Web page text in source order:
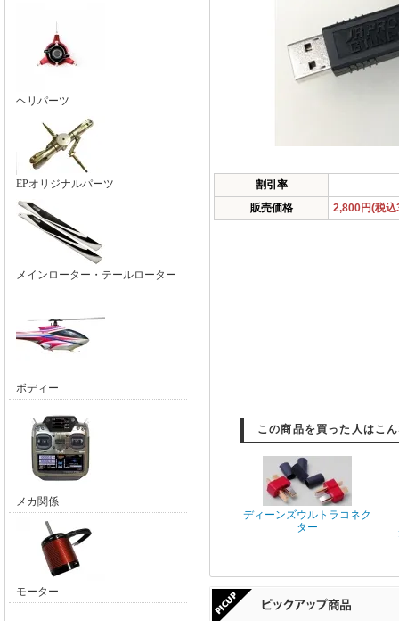
ヘリパーツ
EPオリジナルパーツ
メインローター・テールローター
ボディー
メカ関係
モーター
割引率
販売価格
2,800円(税
この商品を買った人はこ
ディーンズウルトラコネク
ター